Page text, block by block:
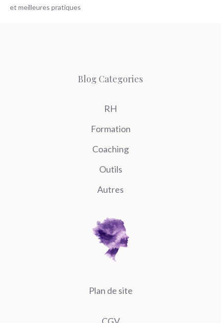
et meilleures pratiques
Blog Categories
RH
Formation
Coaching
Outils
Autres
Plan de site